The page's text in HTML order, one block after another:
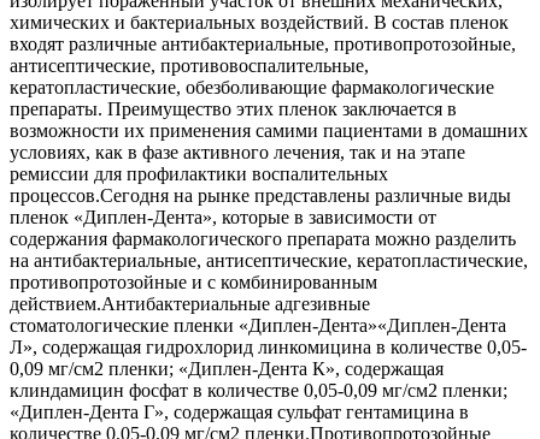
химических и бактериальных воздействий. В состав пленок
входят различные антибактериальные, противопротозойные,
антисептические, противовоспалительные,
кератопластические, обезболивающие фармакологические
препараты. Преимущество этих пленок заключается в
возможности их применения самими пациентами в домашних
условиях, как в фазе активного лечения, так и на этапе
ремиссии для профилактики воспалительных
процессов.Сегодня на рынке представлены различные виды
пленок «Диплен-Дента», которые в зависимости от
содержания фармакологического препарата можно разделить
на антибактериальные, антисептические, кератопластические,
противопротозойные и с комбинированным
действием.Антибактериальные адгезивные
стоматологические пленки «Диплен-Дента»«Диплен-Дента
Л», содержащая гидрохлорид линкомицина в количестве 0,05-
0,09 мг/см2 пленки; «Диплен-Дента К», содержащая
клиндамицин фосфат в количестве 0,05-0,09 мг/см2 пленки;
«Диплен-Дента Г», содержащая сульфат гентамицина в
количестве 0,05-0,09 мг/см2 пленки.Противопротозойные